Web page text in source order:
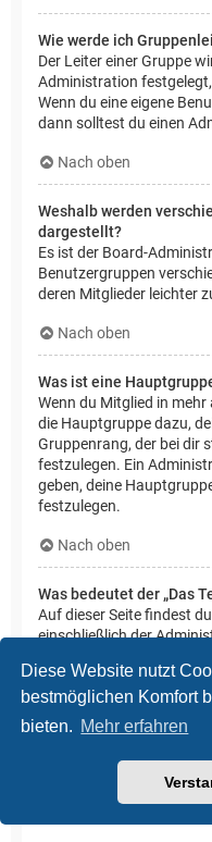
Diese Website nutzt
bestmöglichen Komfort
bieten. Mehr erfahren
Wie werde ich
Der Leiter einer Gruppe
Administration
Wenn du eine eigene
dann solltest du einen
Nach oben
Weshalb werden
dargestellt?
Es ist der Board-
Benutzergruppen
deren Mitglieder leichter
Nach oben
Was ist eine
Wenn du Mitglied in
die Hauptgruppe dazu,
Gruppenrang, der bei dir
festzulegen. Ein
geben, deine
festzulegen.
Nach oben
Was bedeutet der „Das
Auf dieser Seite findest
einschließlich der
findest hier auch
diese im Einzelnen
Nach oben
Private